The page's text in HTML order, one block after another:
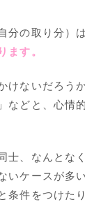
分の取り分）
ます。
けないだろう
などと、心情
士、なんとな
いケースが多
条件をつけた